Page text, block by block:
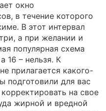
окно
в течение которого
В этот интервал
а при желании и
популярная схема
16 – нельзя. К
прилагается какого-
подготовили для вас
на свое
жирной и вредной